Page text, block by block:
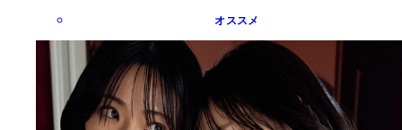
オススメ